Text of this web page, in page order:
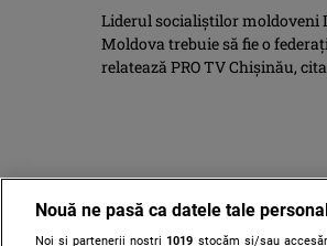
Liderul socialiştilor moldoveni
Moldova trebuie să fie o
relatează PRO TV Chişinău,
Nouă ne pasă ca datele tale
Noi și partenerii noștri1019 stocăm și/sau